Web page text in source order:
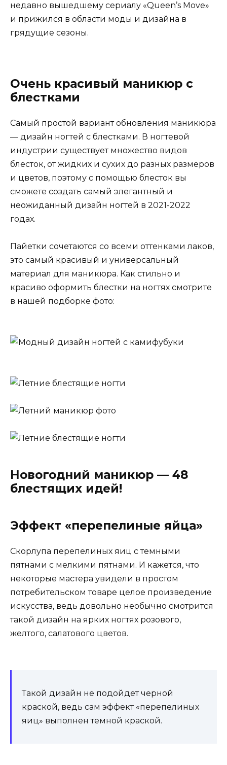
недавно вышедшему сериалу «Queen’s Move»
и прижился в области моды и дизайна в
грядущие сезоны.
Очень красивый маникюр с
блестками
Самый простой вариант обновления маникюра
— дизайн ногтей с блестками. В ногтевой
индустрии существует множество видов
блесток, от жидких и сухих до разных размеров
и цветов, поэтому с помощью блесток вы
сможете создать самый элегантный и
неожиданный дизайн ногтей в 2021-2022
годах.
Пайетки сочетаются со всеми оттенками лаков,
это самый красивый и универсальный
материал для маникюра. Как стильно и
красиво оформить блестки на ногтях смотрите
в нашей подборке фото:
Новогодний маникюр — 48
блестящих идей!
Эффект «перепелиные яйца»
Скорлупа перепелиных яиц с темными
пятнами с мелкими пятнами. И кажется, что
некоторые мастера увидели в простом
потребительском товаре целое произведение
искусства, ведь довольно необычно смотрится
такой дизайн на ярких ногтях розового,
желтого, салатового цветов.
Такой дизайн не подойдет черной
краской, ведь сам эффект «перепелиных
яиц» выполнен темной краской.